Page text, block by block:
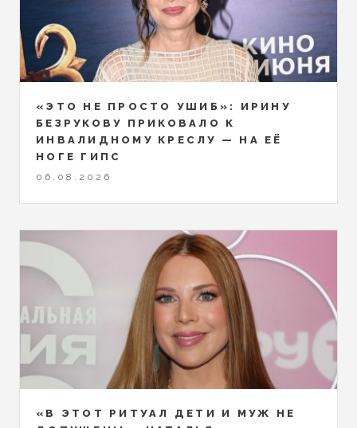
«ЭТО НЕ ПРОСТО УШИБ»: ИРИНУ
БЕЗРУКОВУ ПРИКОВАЛО К
ИНВАЛИДНОМУ КРЕСЛУ — НА ЕЁ
НОГЕ ГИПС
06.08.2026
«В ЭТОТ РИТУАЛ ДЕТИ И МУЖ НЕ